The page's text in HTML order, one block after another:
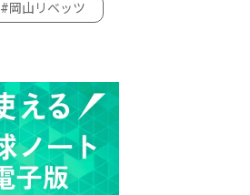
#岡山リベッツ